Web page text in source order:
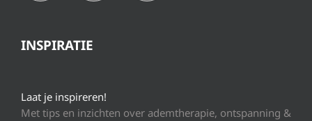
INSPIRATIE
Laat je inspireren!
Met tips en inzichten over ademtherapie, ontspanning &